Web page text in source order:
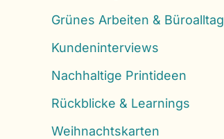
Grünes Arbeiten & Büroalltag
Kundeninterviews
Nachhaltige Printideen
Rückblicke & Learnings
Weihnachtskarten